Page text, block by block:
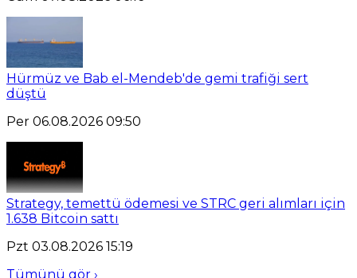
Hürmüz ve Bab el-Mendeb'de gemi trafiği sert
düştü
Per 06.08.2026 09:50
Strategy, temettü ödemesi ve STRC geri alımları için
1.638 Bitcoin sattı
Pzt 03.08.2026 15:19
Tümünü gör ›